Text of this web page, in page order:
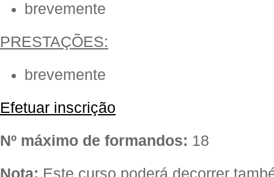
brevemente
PRESTAÇÕES:
brevemente
Efetuar inscrição
Nº máximo de formandos: 18
Nota: Este curso poderá decorrer